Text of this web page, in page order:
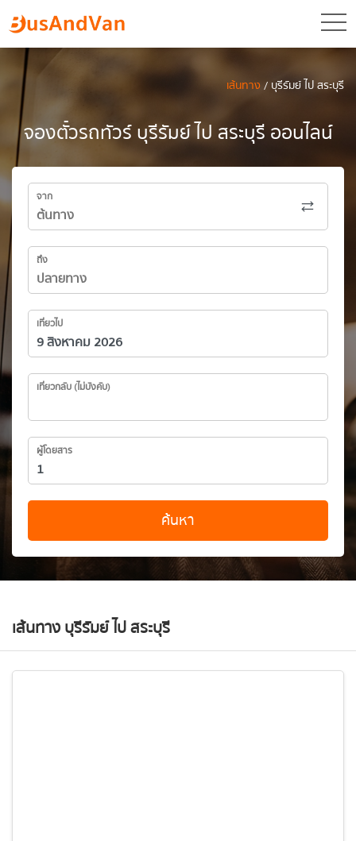
เส้นทาง/ บุรีรัมย์ ไป สระบุรี
จองตั๋วรถทัวร์ บุรีรัมย์ ไป สระบุรี ออนไลน์
จาก
ถึง
เที่ยวไป
เที่ยวกลับ (ไม่บังคับ)
ผู้โดยสาร
ค้นหา
เส้นทาง บุรีรัมย์ ไป สระบุรี